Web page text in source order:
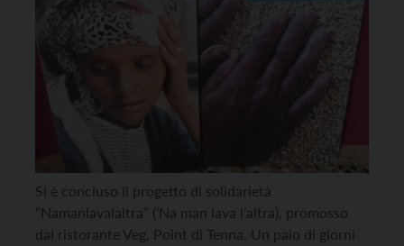
Si è concluso il progetto di solidarietà
“Namanlavalaltra” (‘Na man lava l’altra), promosso
dal ristorante Veg. Point di Tenna. Un paio di giorni